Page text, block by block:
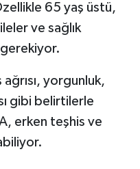
65 yaş üstü,
ve sağlık
gerekiyor.
yorgunluk,
gibi belirtilerle
erken teşhis ve